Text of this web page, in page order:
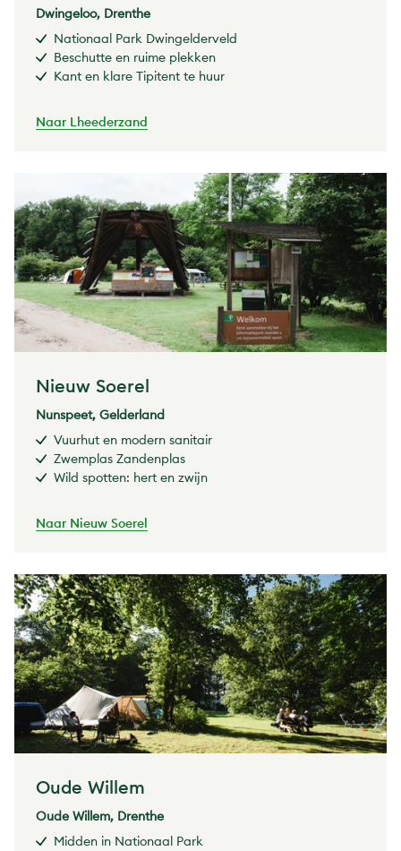
Dwingeloo, Drenthe
Nationaal Park Dwingelderveld
Beschutte en ruime plekken
Kant en klare Tipitent te huur
Naar Lheederzand
Nieuw Soerel
Nunspeet, Gelderland
Vuurhut en modern sanitair
Zwemplas Zandenplas
Wild spotten: hert en zwijn
Naar Nieuw Soerel
Oude Willem
Oude Willem, Drenthe
Midden in Nationaal Park